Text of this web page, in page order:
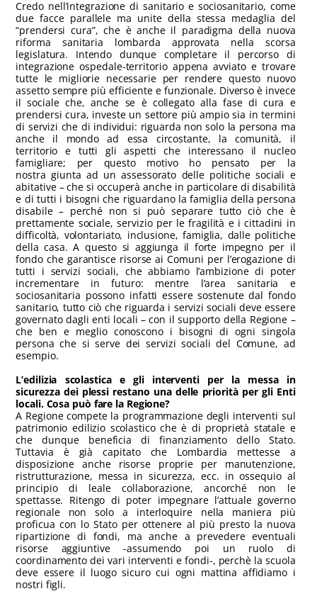
Credo nell’integrazione di sanitario e sociosanitario, come
due facce parallele ma unite della stessa medaglia del
“prendersi cura”, che è anche il paradigma della nuova
riforma sanitaria lombarda approvata nella scorsa
legislatura. Intendo dunque completare il percorso di
integrazione ospedale-territorio appena avviato e trovare
tutte le migliorie necessarie per rendere questo nuovo
assetto sempre più efficiente e funzionale. Diverso è invece
il sociale che, anche se è collegato alla fase di cura e
prendersi cura, investe un settore più ampio sia in termini
di servizi che di individui: riguarda non solo la persona ma
anche il mondo ad essa circostante, la comunità, il
territorio e tutti gli aspetti che interessano il nucleo
famigliare; per questo motivo ho pensato per la
nostra giunta ad un assessorato delle politiche sociali e
abitative – che si occuperà anche in particolare di disabilità
e di tutti i bisogni che riguardano la famiglia della persona
disabile – perché non si può separare tutto ciò che è
prettamente sociale, servizio per le fragilità e i cittadini in
difficoltà, volontariato, inclusione, famiglia, dalle politiche
della casa. A questo si aggiunga il forte impegno per il
fondo che garantisce risorse ai Comuni per l’erogazione di
tutti i servizi sociali, che abbiamo l’ambizione di poter
incrementare in futuro: mentre l’area sanitaria e
sociosanitaria possono infatti essere sostenute dal fondo
sanitario, tutto ciò che riguarda i servizi sociali deve essere
governato dagli enti locali – con il supporto della Regione –
che ben e meglio conoscono i bisogni di ogni singola
persona che si serve dei servizi sociali del Comune, ad
esempio.
L’edilizia scolastica e gli interventi per la messa in
sicurezza dei plessi restano una delle priorità per gli Enti
locali. Cosa può fare la Regione?
A Regione compete la programmazione degli interventi sul
patrimonio edilizio scolastico che è di proprietà statale e
che dunque beneficia di finanziamento dello Stato.
Tuttavia è già capitato che Lombardia mettesse a
disposizione anche risorse proprie per manutenzione,
ristrutturazione, messa in sicurezza, ecc. in ossequio al
principio di leale collaborazione, ancorché non le
spettasse. Ritengo di poter impegnare l’attuale governo
regionale non solo a interloquire nella maniera più
proficua con lo Stato per ottenere al più presto la nuova
ripartizione di fondi, ma anche a prevedere eventuali
risorse aggiuntive -assumendo poi un ruolo di
coordinamento dei vari interventi e fondi-, perchè la scuola
deve essere il luogo sicuro cui ogni mattina affidiamo i
nostri figli.